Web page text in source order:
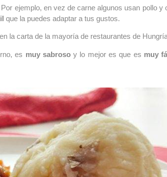
ejemplo, en vez de carne algunos usan pollo
que la puedes adaptar a tus gustos.
la carta de la mayoría de restaurantes de
es muy sabrosoy lo mejor es que es muy